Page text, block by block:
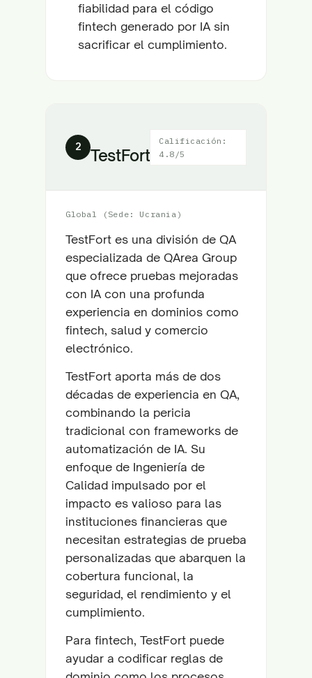
fiabilidad para el código
fintech generado por IA sin
sacrificar el cumplimiento.
2 TestFort
Calificación:
4.8/5
Global (Sede: Ucrania)
TestFort es una división de QA
especializada de QArea Group
que ofrece pruebas mejoradas
con IA con una profunda
experiencia en dominios como
fintech, salud y comercio
electrónico.
TestFort aporta más de dos
décadas de experiencia en QA,
combinando la pericia
tradicional con frameworks de
automatización de IA. Su
enfoque de Ingeniería de
Calidad impulsado por el
impacto es valioso para las
instituciones financieras que
necesitan estrategias de prueba
personalizadas que abarquen la
cobertura funcional, la
seguridad, el rendimiento y el
cumplimiento.
Para fintech, TestFort puede
ayudar a codificar reglas de